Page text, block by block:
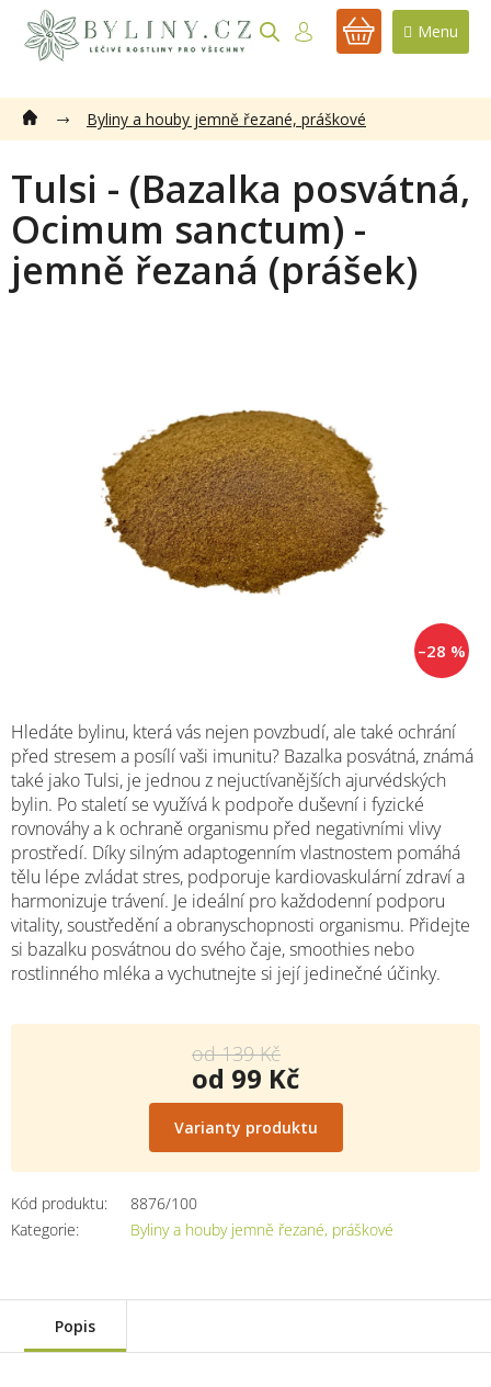
obsah
NÁKUPNÍ
Byliny a houby jemně řezané, práškové
Tulsi - (Bazalka posvátná,
Ocimum sanctum) -
jemně řezaná (prášek)
–28 %
Hledáte bylinu, která vás nejen povzbudí, ale také ochrání
před stresem a posílí vaši imunitu? Bazalka posvátná, známá
také jako Tulsi, je jednou z nejuctívanějších ajurvédských
bylin. Po staletí se využívá k podpoře duševní i fyzické
rovnováhy a k ochraně organismu před negativními vlivy
prostředí. Díky silným adaptogenním vlastnostem pomáhá
tělu lépe zvládat stres, podporuje kardiovaskulární zdraví a
harmonizuje trávení. Je ideální pro každodenní podporu
vitality, soustředění a obranyschopnosti organismu. Přidejte
si bazalku posvátnou do svého čaje, smoothies nebo
rostlinného mléka a vychutnejte si její jedinečné účinky.
Kód produktu:
8876/100
Kategorie: Byliny a houby jemně řezané, práškové
od 139 Kč
od 99 Kč
Měrná
cena:
Varianty produktu
Popis